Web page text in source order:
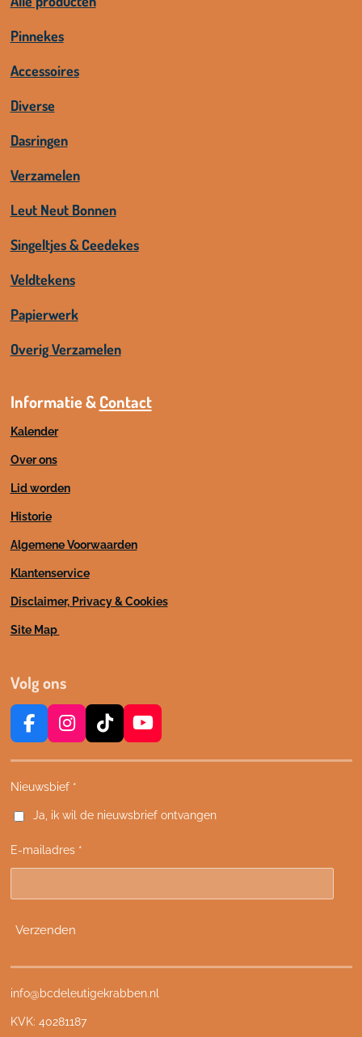
Pinnekes
Accessoires
Diverse
Dasringen
Verzamelen
Leut Neut Bonnen
Singeltjes & Ceedekes
Veldtekens
Papierwerk
Overig Verzamelen
Informatie &Contact
Kalender
Over ons
Lid worden
Historie
Algemene Voorwaarden
Klantenservice
Disclaimer, Privacy & Cookies
Site Map
Volg ons
F
c
e
o
k
I
s
t
g
a
m
T
k
k
Y
u
b
Nieuwsbief *
Ja, ik wil de nieuwsbrief ontvangen
E-mailadres *
Verzenden
info@bcdeleutigekrabben.nl
KVK: 40281187